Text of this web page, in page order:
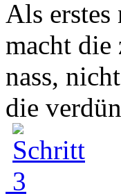
Als
macht die
nass,
die